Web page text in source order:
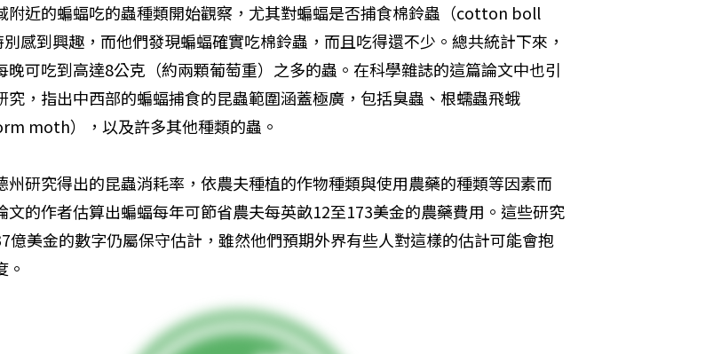
附近的蝙蝠吃的蟲種類開始觀察，尤其對蝙蝠是否捕食棉鈴蟲（cotton boll
感到興趣，而他們發現蝙蝠確實吃棉鈴蟲，而且吃得還不少。總共統計下來，
晚可吃到高達8公克（約兩顆葡萄重）之多的蟲。在科學雜誌的這篇論文中也引
究，指出中西部的蝙蝠捕食的昆蟲範圍涵蓋極廣，包括臭蟲、根蠕蟲飛蛾
moth），以及許多其他種類的蟲。
州研究得出的昆蟲消耗率，依農夫種植的作物種類與使用農藥的種類等因素而
文的作者估算出蝙蝠每年可節省農夫每英畝12至173美金的農藥費用。這些研究
億美金的數字仍屬保守估計，雖然他們預期外界有些人對這樣的估計可能會抱
。